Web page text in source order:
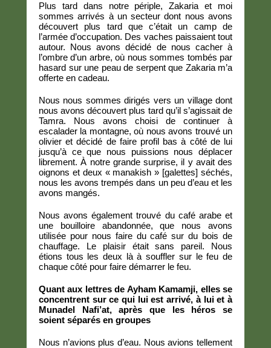
Plus tard dans notre périple, Zakaria et moi
sommes arrivés à un secteur dont nous avons
découvert plus tard que c’était un camp de
l’armée d’occupation. Des vaches paissaient tout
autour. Nous avons décidé de nous cacher à
l’ombre d’un arbre, où nous sommes tombés par
hasard sur une peau de serpent que Zakaria m’a
offerte en cadeau.
Nous nous sommes dirigés vers un village dont
nous avons découvert plus tard qu’il s’agissait de
Tamra. Nous avons choisi de continuer à
escalader la montagne, où nous avons trouvé un
olivier et décidé de faire profil bas à côté de lui
jusqu’à ce que nous puissions nous déplacer
librement. À notre grande surprise, il y avait des
oignons et deux « manakish » [galettes] séchés,
nous les avons trempés dans un peu d’eau et les
avons mangés.
Nous avons également trouvé du café arabe et
une bouilloire abandonnée, que nous avons
utilisée pour nous faire du café sur du bois de
chauffage. Le plaisir était sans pareil. Nous
étions tous les deux là à souffler sur le feu de
chaque côté pour faire démarrer le feu.
Quant aux lettres de Ayham Kamamji, elles se
concentrent sur ce qui lui est arrivé, à lui et à
Munadel Nafi’at, après que les héros se
soient séparés en groupes
Nous n’avions plus d’eau. Nous avions tellement